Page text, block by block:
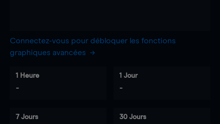
Connectez-vous pour débloquer les fonctions
graphiques avancées
1 Heure
-
1 Jour
-
7 Jours 30 Jours